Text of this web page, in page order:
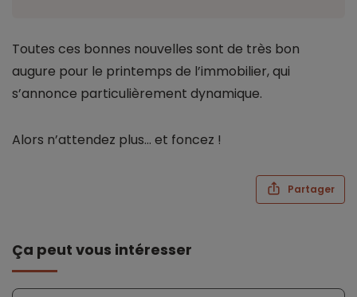
Toutes ces bonnes nouvelles sont de très bon
augure pour le printemps de l’immobilier, qui
s’annonce particulièrement dynamique.
Alors n’attendez plus… et foncez !
Partager
Ça peut vous intéresser